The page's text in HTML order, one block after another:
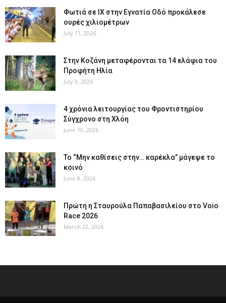
Φωτιά σε ΙΧ στην Εγνατία Οδό προκάλεσε
ουρές χιλιομέτρων
July 11, 2026
Στην Κοζάνη μεταφέρονται τα 14 ελάφια του
Προφήτη Ηλία
July 9, 2026
4 χρόνια λειτουργίας του Φροντιστηρίου
Σύγχρονο στη Χλόη
June 10, 2026
Το “Μην καθίσεις στην… καρέκλα” μάγεψε το
κοινό
June 8, 2026
Πρώτη η Σταυρούλα Παπαβασιλείου στο Voio
Race 2026
March 22, 2026